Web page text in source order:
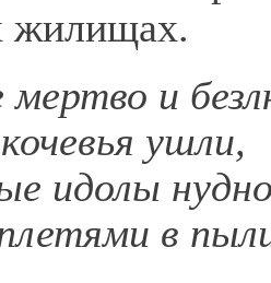
жилищах.
и
ушли,
идолы
в